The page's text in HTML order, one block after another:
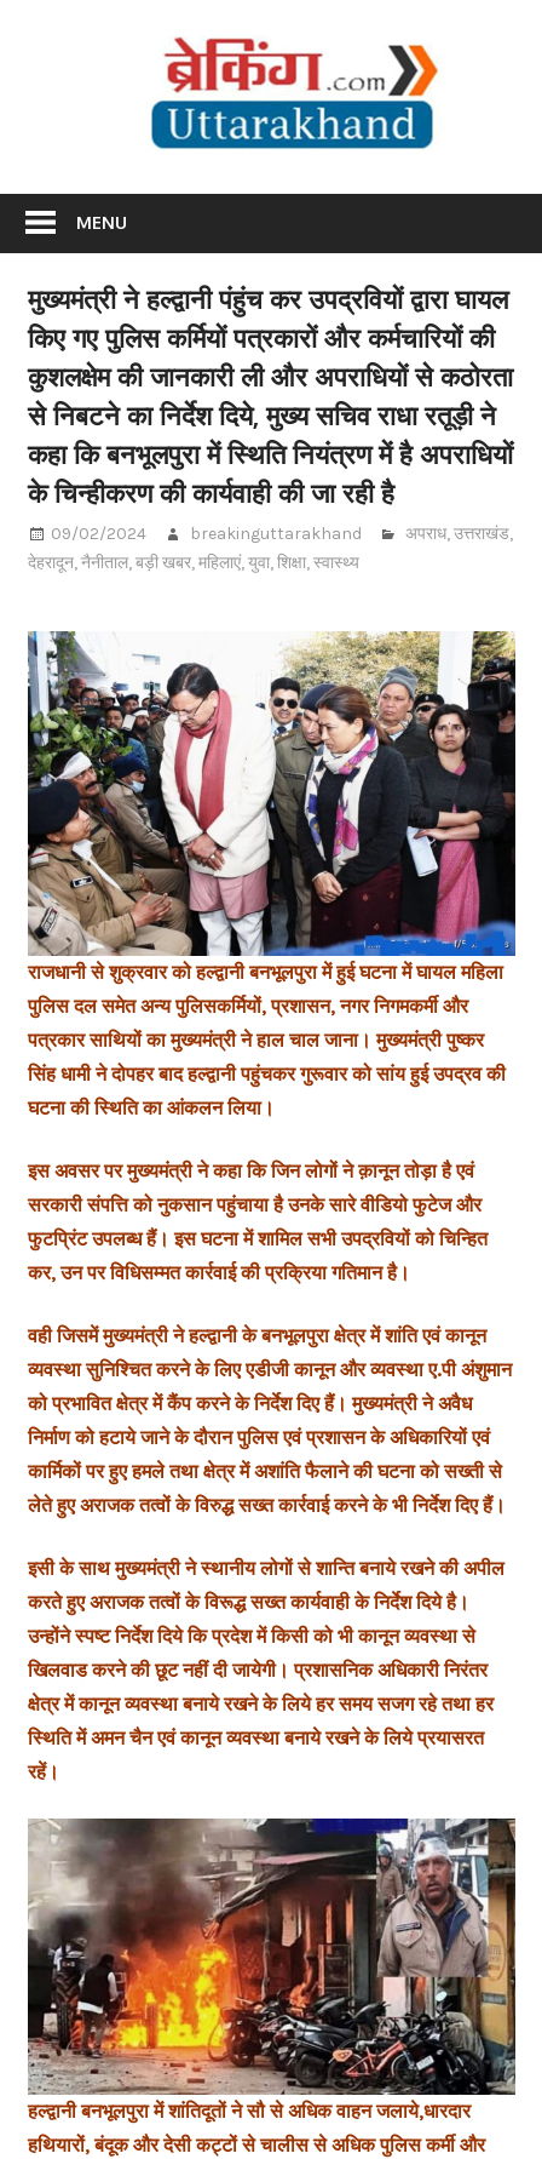
MENU
मुख्यमंत्री ने हल्द्वानी पंहुंच कर उपद्रवियों द्वारा घायल
किए गए पुलिस कर्मियों पत्रकारों और कर्मचारियों की
कुशलक्षेम की जानकारी ली और अपराधियों से कठोरता
से निबटने का निर्देश दिये, मुख्य सचिव राधा रतूड़ी ने
कहा कि बनभूलपुरा में स्थिति नियंत्रण में है अपराधियों
के चिन्हीकरण की कार्यवाही की जा रही है
09/02/2024 breakinguttarakhand अपराध,उत्तराखंड,
देहरादून,नैनीताल,बड़ी खबर,महिलाएं,युवा,शिक्षा,स्वास्थ्य
राजधानी से शुक्रवार को हल्द्वानी बनभूलपुरा में हुई घटना में घायल महिला
पुलिस दल समेत अन्य पुलिसकर्मियों, प्रशासन, नगर निगमकर्मी और
पत्रकार साथियों का मुख्यमंत्री ने हाल चाल जाना। मुख्यमंत्री पुष्कर
सिंह धामी ने दोपहर बाद हल्द्वानी पहुंचकर गुरूवार को सांय हुई उपद्रव की
घटना की स्थिति का आंकलन लिया।
इस अवसर पर मुख्यमंत्री ने कहा कि जिन लोगों ने क़ानून तोड़ा है एवं
सरकारी संपत्ति को नुकसान पहुंचाया है उनके सारे वीडियो फुटेज और
फुटप्रिंट उपलब्ध हैं। इस घटना में शामिल सभी उपद्रवियों को चिन्हित
कर, उन पर विधिसम्मत कार्रवाई की प्रक्रिया गतिमान है।
वही जिसमें मुख्यमंत्री ने हल्द्वानी के बनभूलपुरा क्षेत्र में शांति एवं कानून
व्यवस्था सुनिश्चित करने के लिए एडीजी कानून और व्यवस्था ए.पी अंशुमान
को प्रभावित क्षेत्र में कैंप करने के निर्देश दिए हैं। मुख्यमंत्री ने अवैध
निर्माण को हटाये जाने के दौरान पुलिस एवं प्रशासन के अधिकारियों एवं
कार्मिकों पर हुए हमले तथा क्षेत्र में अशांति फैलाने की घटना को सख्ती से
लेते हुए अराजक तत्वों के विरुद्ध सख्त कार्रवाई करने के भी निर्देश दिए हैं।
इसी के साथ मुख्यमंत्री ने स्थानीय लोगों से शान्ति बनाये रखने की अपील
करते हुए अराजक तत्वों के विरूद्ध सख्त कार्यवाही के निर्देश दिये है।
उन्होंने स्पष्ट निर्देश दिये कि प्रदेश में किसी को भी कानून व्यवस्था से
खिलवाड करने की छूट नहीं दी जायेगी। प्रशासनिक अधिकारी निरंतर
क्षेत्र में कानून व्यवस्था बनाये रखने के लिये हर समय सजग रहे तथा हर
स्थिति में अमन चैन एवं कानून व्यवस्था बनाये रखने के लिये प्रयासरत
रहें।
हल्द्वानी बनभूलपुरा में शांतिदूतों ने सौ से अधिक वाहन जलाये,धारदार
हथियारों, बंदूक और देसी कट्टों से चालीस से अधिक पुलिस कर्मी और